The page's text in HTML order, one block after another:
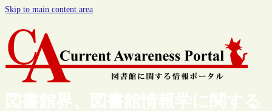
Skip to main content area
図書館界、図書館情報学に関する